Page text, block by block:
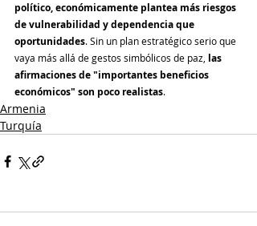
político, económicamente plantea más riesgos
de vulnerabilidad y dependencia que
oportunidades. Sin un plan estratégico serio que
vaya más allá de gestos simbólicos de paz, las
afirmaciones de "importantes beneficios
económicos" son poco realistas.
Armenia
Turquía